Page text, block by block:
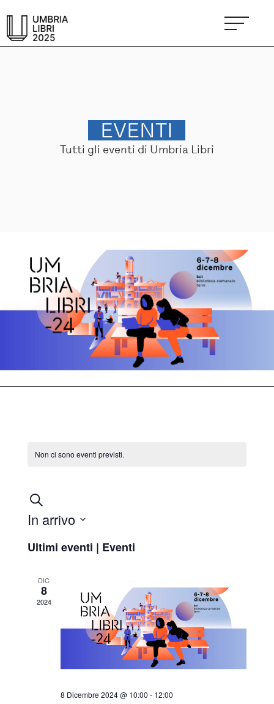
EVENTI
Tutti gli eventi di Umbria Libri
Non ci sono eventi previsti.
Eventi
Ricerca
e
Navigazione
Cerca
In arrivo
la
Ultimi eventi | Eventi
DIC
8
2024
8 Dicembre 2024 @ 10:00 - 12:00